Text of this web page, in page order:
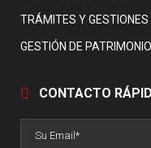
TRÁMITES Y
GESTIÓN DE
CONTACTO